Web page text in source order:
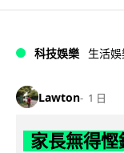
科技娛樂 生活
Lawton 1 日
家長無得